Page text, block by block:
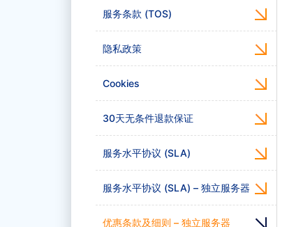
服务条款 (TOS)
隐私政策
Cookies
30天无条件退款保证
服务水平协议 (SLA)
服务水平协议 (SLA) – 独立服务器
优惠条款及细则 – 独立服务器